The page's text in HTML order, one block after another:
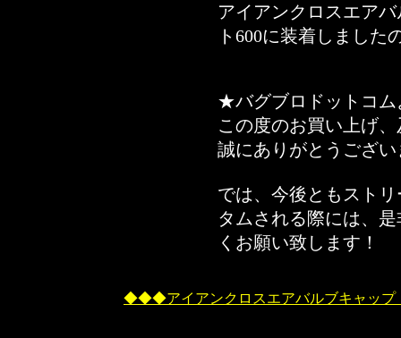
アイアンクロスエア
ト600に装着しました
★バグブロドットコム
この度のお買い上げ
誠にありがとうござい
では、今後ともスト
タムされる際には、
くお願い致します！
◆◆◆アイアンクロスエアバルブキャッ